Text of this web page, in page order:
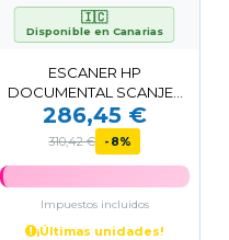
🇮🇨
Disponible en Canarias
ESCANER HP
DOCUMENTAL SCANJET
PRO 3000 S4 DUPLEX
ADF WHITE
286,45 €
310,42 € -8%
Impuestos incluidos
¡Últimas unidades!